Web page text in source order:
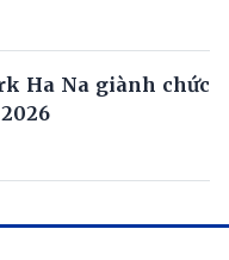
Ha Na giành chức